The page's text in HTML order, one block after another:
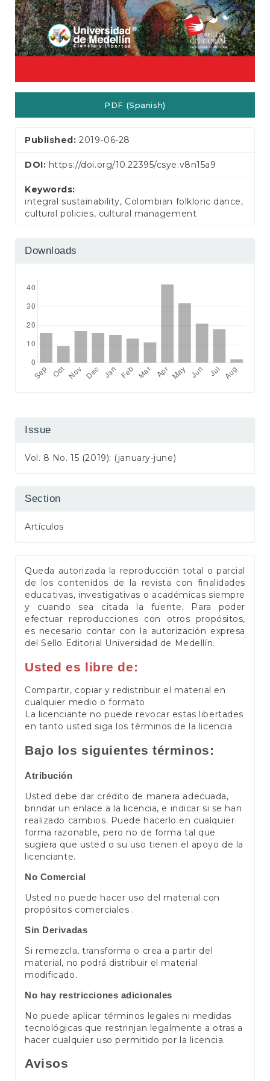
PDF (Spanish)
Published:2019-06-28
DOI: https://doi.org/10.22395/csye.v8n15a9
Keywords:
integral sustainability, Colombian folkloric dance,
cultural policies, cultural management
Downloads
Issue
Vol. 8 No. 15 (2019): (january-june)
Section
Artículos
Queda autorizada la reproducción total o parcial
de los contenidos de la revista con finalidades
educativas, investigativas o académicas siempre
y cuando sea citada la fuente. Para poder
efectuar reproducciones con otros propósitos,
es necesario contar con la autorización expresa
del Sello Editorial Universidad de Medellín.
Usted es libre de:
Compartir, copiar y redistribuir el material en
cualquier medio o formato
La licenciante no puede revocar estas libertades
en tanto usted siga los términos de la licencia
Bajo los siguientes términos:
Atribución
Usted debe dar crédito de manera adecuada,
brindar un enlace a la licencia, e indicar si se han
realizado cambios. Puede hacerlo en cualquier
forma razonable, pero no de forma tal que
sugiera que usted o su uso tienen el apoyo de la
licenciante.
No Comercial
Usted no puede hacer uso del material con
propósitos comerciales .
Sin Derivadas
Si remezcla, transforma o crea a partir del
material, no podrá distribuir el material
modificado.
No hay restricciones adicionales
No puede aplicar términos legales ni medidas
tecnológicas que restrinjan legalmente a otras a
hacer cualquier uso permitido por la licencia.
Avisos